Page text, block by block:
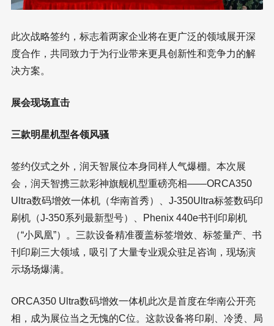
此次战略签约，标志着两家企业将在更广泛的领域展开深
度合作，共同致力于为行业带来更具创新性和竞争力的解
决方案。
展会现场直击
三款明星机型各领风骚
签约仪式之外，润天智展位本身同样人气爆棚。本次展
会，润天智携三款彩神旗舰机型重磅亮相——ORCA350
Ultra数码增效一体机（华南首秀）、J-350Ultra标签数码印
刷机（J-350系列最新型号）、Phenix 440e书刊印刷机
（“小凤凰”）。三款设备精准覆盖标签增效、标签量产、书
刊印刷三大领域，吸引了大量专业观众驻足咨询，现场演
示场场爆满。
ORCA350 Ultra数码增效一体机此次是首度在华南公开亮
相，成为展位当之无愧的C位。这款设备将印刷、冷烫、局